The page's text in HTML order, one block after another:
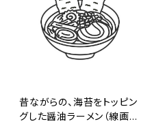
昔ながらの、海苔をトッピン
グした醤油ラーメン（線画）